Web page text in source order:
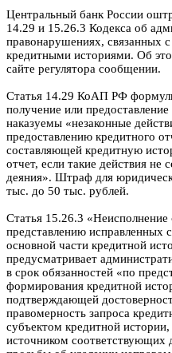
Центральный банк России
14.29 и 15.26.3 Кодекса об
правонарушениях, связанных
кредитными историями. Об
сайте регулятора сообщении.
Статья 14.29 КоАП РФ
получение или
наказуемы «незаконные
предоставлению кредитного
составляющей кредитную
отчет, если такие действия не
деяния». Штраф для
тыс. до 50 тыс. рублей.
Статья 15.26.3
представлению исправленных
основной части кредитной
предусматривает
в срок обязанностей «по
формирования кредитной
подтверждающей
правомерность запроса
субъектом кредитной
источником соответствующих